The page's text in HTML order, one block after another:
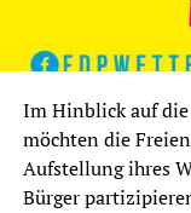
Im Hinblick auf
möchten die
Aufstellung ihres
Bürger